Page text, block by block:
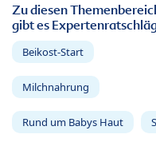
Zu diesen
gibt es
Beikost-Start
Milchnahrung
Rund um Babys Haut